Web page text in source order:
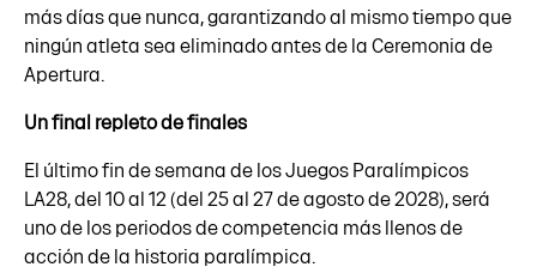
más días que nunca, garantizando al mismo tiempo que
ningún atleta sea eliminado antes de la Ceremonia de
Apertura.
Un final repleto de finales
El último fin de semana de los Juegos Paralímpicos
LA28, del 10 al 12 (del 25 al 27 de agosto de 2028), será
uno de los periodos de competencia más llenos de
acción de la historia paralímpica.